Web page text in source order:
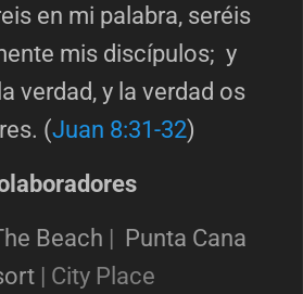
en mi palabra, seréis
mis discípulos; y
verdad, y la verdad os
(Juan 8:31-32)
Beach | Punta Cana
| City Place